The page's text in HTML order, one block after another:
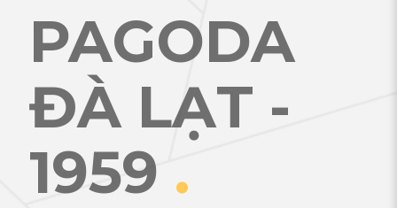
PAGODA
ĐÀ LẠT -
1959 .